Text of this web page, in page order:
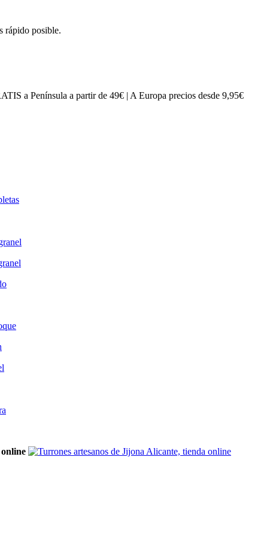
rápido posible.
a Península a partir de 49€ | A Europa precios desde 9,95€